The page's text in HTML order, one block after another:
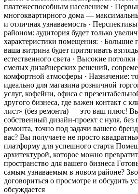
платежеспособным населением ·
многоквартирного дома —
и отличная узнаваемость ·
районом: аудитория будет только
характеристики помещения: ·
ваша витрина будет притягивать
естественного света · Высокие
смелых дизайнерских решений,
комфортной атмосферы · Назначение:
идеально для магазина розничной
услуг, кофейни, офиса с
другого бизнеса, где важен контакт с
лист» (без ремонта) — это ваш плюс!
собственный дизайн-проект с нуля, без
ремонта, точно под задачи вашего
вас? Вы получаете не просто
платформу для успешного старта
архитектурой, которое можно
пространство для вашего бизнеса
самым узнаваемым в новом районе?
договориться о просмотре и обсудить
обсуждается